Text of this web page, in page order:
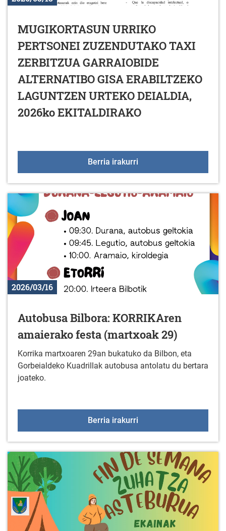
MUGIKORTASUN URRIKO
PERTSONEI ZUZENDUTAKO TAXI
ZERBITZUA GARRAIOBIDE
ALTERNATIBO GISA ERABILTZEKO
LAGUNTZEN URTEKO DEIALDIA,
2026ko EKITALDIRAKO
Berria irakurri
2026/03/16
Autobusa Bilbora: KORRIKAren
amaierako festa (martxoak 29)
Korrika martxoaren 29an bukatuko da Bilbon, eta
Gorbeialdeko Kuadrillak autobusa antolatu du bertara
joateko.
Berria irakurri